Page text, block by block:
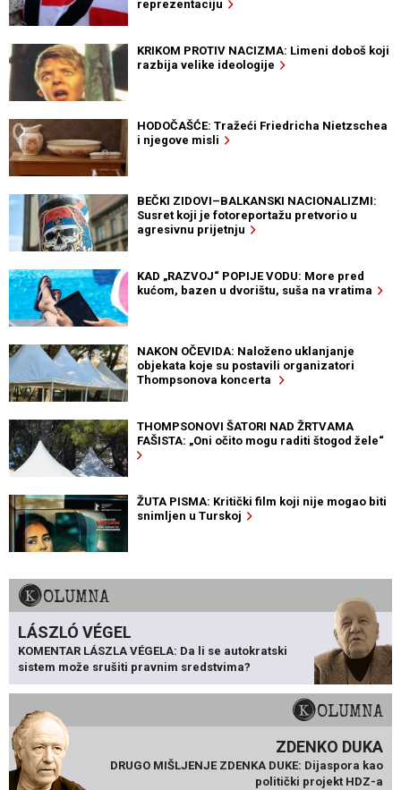
reprezentaciju
KRIKOM PROTIV NACIZMA: Limeni doboš koji
razbija velike ideologije
HODOČAŠĆE: Tražeći Friedricha Nietzschea
i njegove misli
BEČKI ZIDOVI–BALKANSKI NACIONALIZMI:
Susret koji je fotoreportažu pretvorio u
agresivnu prijetnju
KAD „RAZVOJ“ POPIJE VODU: More pred
kućom, bazen u dvorištu, suša na vratima
NAKON OČEVIDA: Naloženo uklanjanje
objekata koje su postavili organizatori
Thompsonova koncerta
THOMPSONOVI ŠATORI NAD ŽRTVAMA
FAŠISTA: „Oni očito mogu raditi štogod žele“
ŽUTA PISMA: Kritički film koji nije mogao biti
snimljen u Turskoj
KOLUMNA
LÁSZLÓ VÉGEL
KOMENTAR LÁSZLA VÉGELA: Da li se autokratski
sistem može srušiti pravnim sredstvima?
KOLUMNA
ZDENKO DUKA
DRUGO MIŠLJENJE ZDENKA DUKE: Dijaspora kao
politički projekt HDZ-a